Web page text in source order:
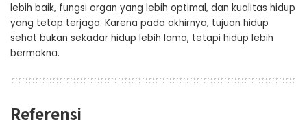
lebih baik, fungsi organ yang lebih optimal, dan kualitas hidup
yang tetap terjaga. Karena pada akhirnya, tujuan hidup
sehat bukan sekadar hidup lebih lama, tetapi hidup lebih
bermakna.
Referensi